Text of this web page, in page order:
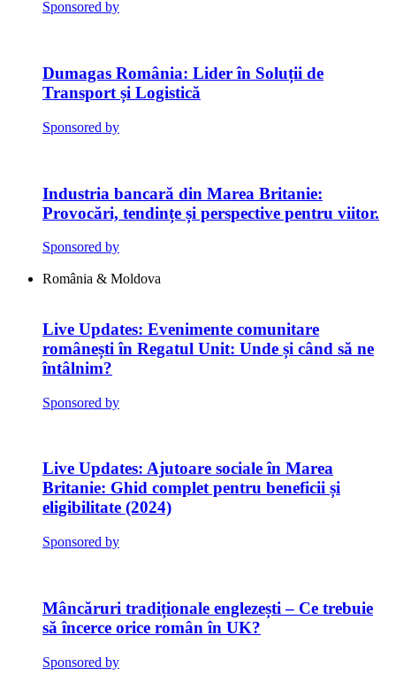
Sponsored by
Dumagas România: Lider în Soluții de
Transport și Logistică
Sponsored by
Industria bancară din Marea Britanie:
Provocări, tendințe și perspective pentru viitor.
Sponsored by
România & Moldova
Evenimente comunitare
românești în Regatul Unit: Unde și când să ne
întâlnim?
Sponsored by
Ajutoare sociale în Marea
Britanie: Ghid complet pentru beneficii și
eligibilitate (2024)
Sponsored by
Mâncăruri tradiționale englezești – Ce trebuie
să încerce orice român în UK?
Sponsored by